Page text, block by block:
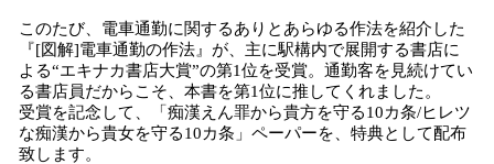
このたび、電車通勤に関するありとあらゆる作法を紹介した
『[図解]電車通勤の作法』が、主に駅構内で展開する書店に
よる“エキナカ書店大賞”の第1位を受賞。通勤客を見続けてい
る書店員だからこそ、本書を第1位に推してくれました。
受賞を記念して、「痴漢えん罪から貴方を守る10カ条/ヒレツ
な痴漢から貴女を守る10カ条」ペーパーを、特典として配布
致します。